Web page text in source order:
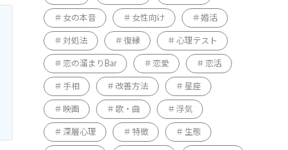
女の本音 女性向け 婚活
対処法 復縁 心理テスト
恋の溜まりBar 恋愛 恋活
手相 改善方法 星座
映画 歌・曲 浮気
深層心理 特徴 生態